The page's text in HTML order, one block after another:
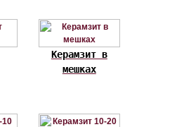
Керамзит в
мешках